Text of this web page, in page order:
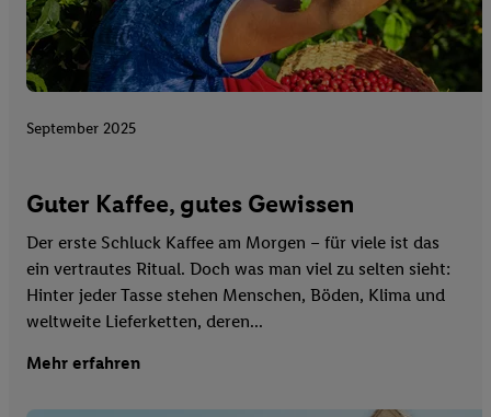
September 2025
Guter Kaffee, gutes Gewissen
Der erste Schluck Kaffee am Morgen – für viele ist das
ein vertrautes Ritual. Doch was man viel zu selten sieht:
Hinter jeder Tasse stehen Menschen, Böden, Klima und
weltweite Lieferketten, deren...
Mehr erfahren